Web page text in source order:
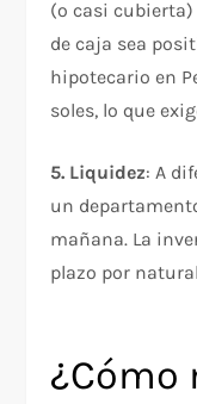
(o casi
de caja sea
hipotecario en
soles, lo que
5. Liquidez: A
un
mañana. La
plazo por
¿Cómo